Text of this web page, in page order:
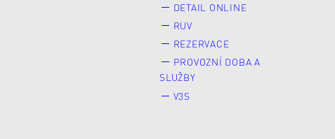
DETAIL ONLINE
RUV
REZERVACE
PROVOZNÍ DOBA A
SLUŽBY
V3S